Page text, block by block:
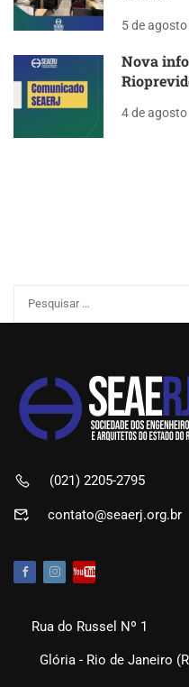
5 de
Nova
4 de
(021) 2205-2795
contato@seaerj.org.br
Rua do Russel Nº 1
Glória - Rio de Janeiro